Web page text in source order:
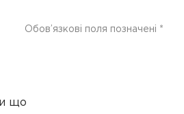
Обов’язкові поля позначені *
що